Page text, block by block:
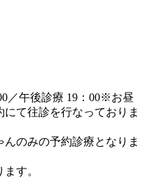
／午後診療 19：00※お昼
にて往診を行なっておりま
のみの予約診療となりま
す。